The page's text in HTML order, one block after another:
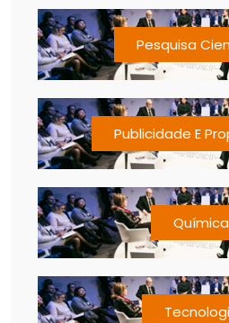
Pesquisa
Publicidade E
Química